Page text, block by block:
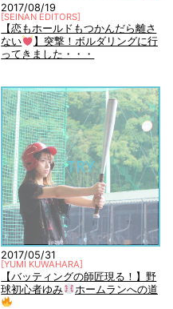
2017/08/19
[SEINAN EDITORS]
【恋もホールドもつかんだら離さ
ない
】突撃！ボルダリングに行
ってきました・・・
TRY
2017/05/31
[YUMI KUWAHARA]
【バッティングの師匠現る！】野
球初心者ゆみ
ホームランへの道